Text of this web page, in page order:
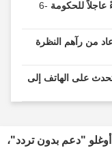
للحكومة -6
من رآهم النظرة
على الهاتف إلى
"دعم بدون تردد"،